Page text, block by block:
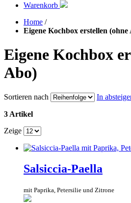
Warenkorb
Home /
Eigene Kochbox erstellen (ohne
Eigene Kochbox
Abo)
Sortieren nach In
3 Artikel
Zeige
Salsiccia-Paella
mit Paprika, Petersilie und Zitrone